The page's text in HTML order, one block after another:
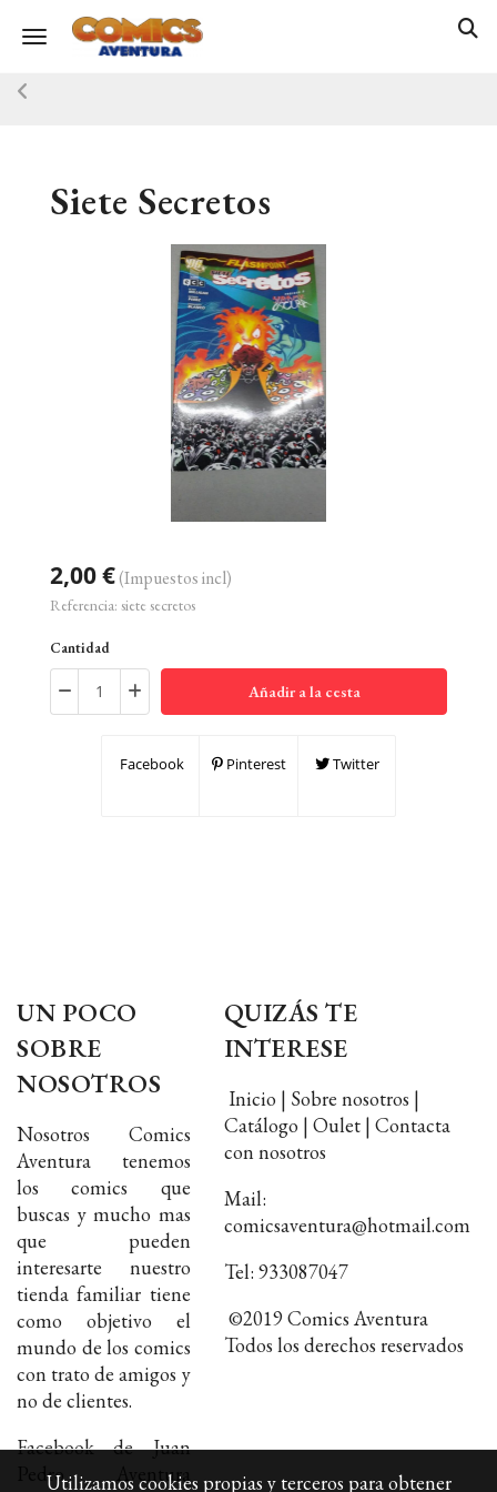
Toggle navigation
Siete Secretos
2,00 €(Impuestos incl)
Referencia: siete secretos
Cantidad
Añadir a la cesta
Facebook Pinterest Twitter
UN POCO
SOBRE
NOSOTROS
Nosotros Comics
Aventura tenemos
los comics que
buscas y mucho mas
que pueden
interesarte nuestro
tienda familiar tiene
como objetivo el
mundo de los comics
con trato de amigos y
no de clientes.
Facebook de Juan
Pedro Aventura
QUIZÁS TE
INTERESE
Inicio | Sobre nosotros |
Catálogo | Oulet | Contacta
con nosotros
Mail:
comicsaventura@hotmail.com
Tel: 933087047
©2019 Comics Aventura
Todos los derechos reservados
Utilizamos cookies propias y terceros para obtener